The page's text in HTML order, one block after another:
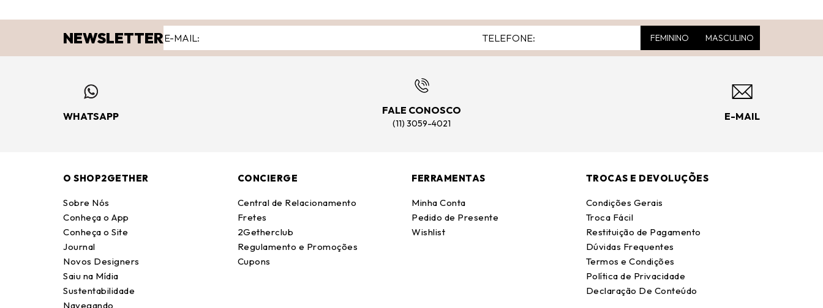
NEWSLETTER FEMININO MASCULINO
WHATSAPP
FALE CONOSCO
(11) 3059-4021
E-MAIL
O SHOP2GETHER
Sobre Nós
Conheça o App
Conheça o Site
Journal
Novos Designers
Saiu na Mídia
Sustentabilidade
Navegando
CONCIERGE
Central de Relacionamento
Fretes
2Getherclub
Regulamento e Promoções
Cupons
FERRAMENTAS
Minha Conta
Pedido de Presente
Wishlist
TROCAS E DEVOLUÇÕES
Condições Gerais
Troca Fácil
Restituição de Pagamento
Dúvidas Frequentes
Termos e Condições
Política de Privacidade
Declaração De Conteúdo